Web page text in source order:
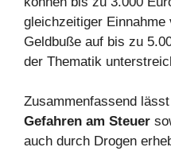
gleichzeitiger
Geldbuße auf bis zu
der Thematik
Zusammenfassend
Gefahren am Steuer
auch durch Drogen